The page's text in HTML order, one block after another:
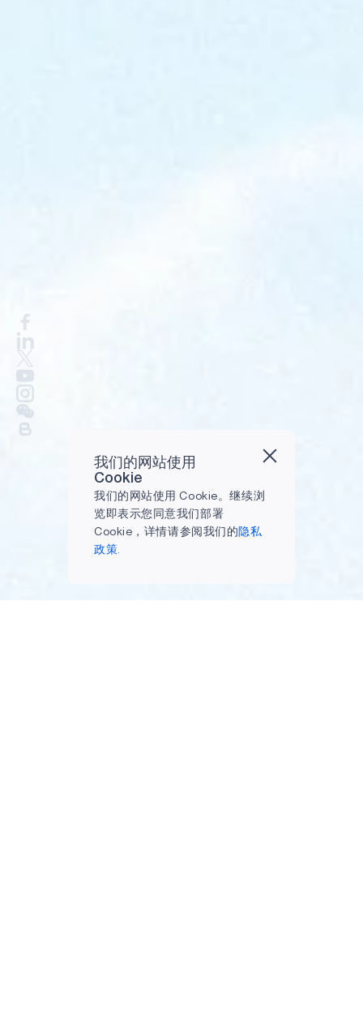
我们的网站使用
Cookie
我们的网站使用 Cookie。继续浏
览即表示您同意我们部署
Cookie，详情请参阅我们的隐私
政策.